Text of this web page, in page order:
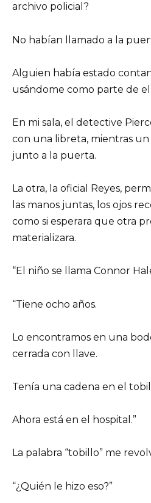
archivo policial?
No habían llamado a la
Alguien había estado
usándome como parte de
En mi sala, el detective
con una libreta, mientras
junto a la puerta.
La otra, la oficial Reyes,
las manos juntas, los ojos
como si esperara que otra
materializara.
“El niño se llama Connor
“Tiene ocho años.
Lo encontramos en una
cerrada con llave.
Tenía una cadena en el
Ahora está en el hospital.”
La palabra “tobillo” me
“¿Quién le hizo eso?”